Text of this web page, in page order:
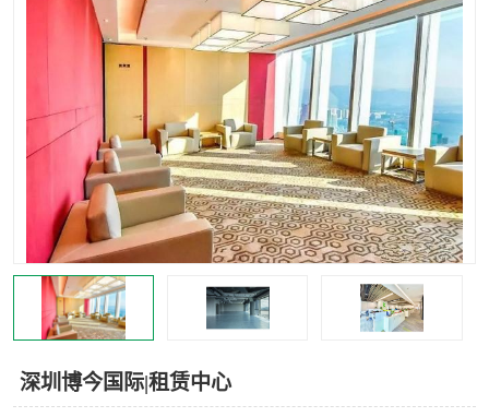
深圳博今国际|租赁中心
福田中心区写字楼租赁 宝安中心区
深圳宝安 福田车公庙
罗湖水贝 南山南油
龙华 罗湖区
宝安区 西乡
兴东 石岩